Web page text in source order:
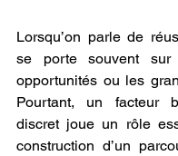
Lorsqu’on parle de
se porte souvent
opportunités ou les
Pourtant, un facteur
discret joue un rôle
construction d’un